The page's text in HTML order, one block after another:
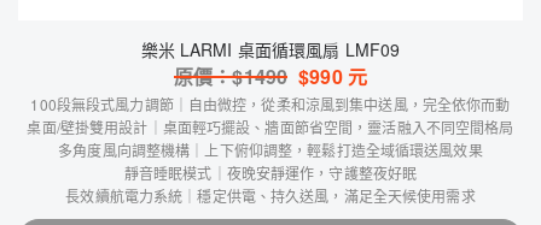
樂米 LARMI 桌面循環風扇 LMF09
原價：$1490 $990元
100段無段式風力調節｜自由微控，從柔和涼風到集中送風，完全依你而動
桌面/壁掛雙用設計｜桌面輕巧擺設、牆面節省空間，靈活融入不同空間格局
多角度風向調整機構｜上下俯仰調整，輕鬆打造全域循環送風效果
靜音睡眠模式｜夜晚安靜運作，守護整夜好眠
長效續航電力系統｜穩定供電、持久送風，滿足全天候使用需求